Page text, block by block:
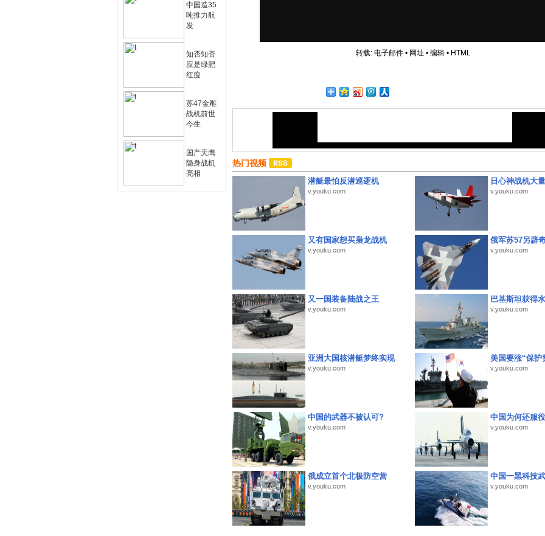
中国造35
吨推力航
发
知否知否
应是绿肥
红瘦
苏47金雕
战机前世
今生
国产天鹰
隐身战机
亮相
转载: 电子邮件• 网址 • 编辑• HTML
热门视频
潜艇最怕反潜巡逻机
v.youku.com
日心神战机大
v.youku.com
又有国家想买枭龙战机
v.youku.com
俄军苏57另辟
v.youku.com
又一国装备陆战之王
v.youku.com
巴基斯坦获得
v.youku.com
亚洲大国核潜艇梦终实现
v.youku.com
美国要涨“保护
v.youku.com
中国的武器不被认可?
v.youku.com
中国为何还服
v.youku.com
俄成立首个北极防空营
v.youku.com
中国一黑科技
v.youku.com